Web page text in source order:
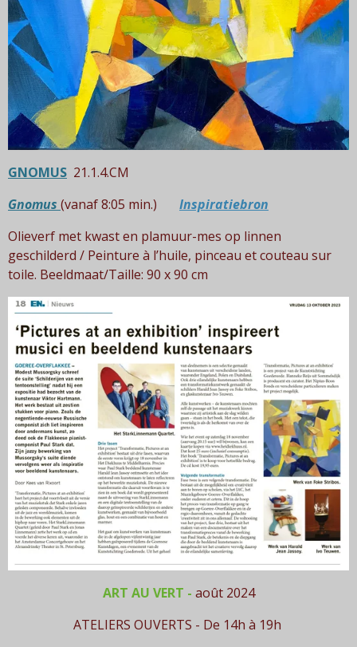
GNOMUS 21.1.4.CM
Gnomus (vanaf 8:05 min.)
Inspiratiebron
Olieverf met kwast en plamuur-mes op linnen
geschilderd / Peinture à l’huile, pinceau et couteau sur
toile. Beeldmaat/Taille: 90 x 90 cm
ART AU VERT - août2024
ATELIERS OUVERTS - De 14h à 19h